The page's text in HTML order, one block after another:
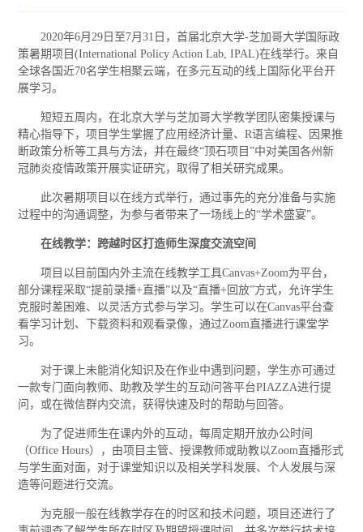
2020年6月29日至7月31日，首届北京大学-芝加哥大学国际政
策暑期项目(International Policy Action Lab, IPAL)在线举行。来自
全球各国近70名学生相聚云端，在多元互动的线上国际化平台开
展学习。
短短五周内，在北京大学与芝加哥大学教学团队密集授课与
精心指导下，项目学生掌握了应用经济计量、R语言编程、因果推
断政策分析等工具与方法，并在最终“顶石项目”中对美国各州新
冠肺炎疫情政策开展实证研究，取得了相关研究成果。
此次暑期项目以在线方式举行，通过事先的充分准备与实施
过程中的沟通调整，为参与者带来了一场线上的“学术盛宴”。
在线教学：跨越时区打造师生深度交流空间
项目以目前国内外主流在线教学工具Canvas+Zoom为平台，
部分课程采取“提前录播+直播”以及“直播+回放”方式，允许学生
克服时差困难、以灵活方式参与学习。学生可以在Canvas平台查
看学习计划、下载资料和观看录像，通过Zoom直播进行课堂学
习。
对于课上未能消化知识及在作业中遇到问题，学生亦可通过
一款专门面向教师、助教及学生的互动问答平台PIAZZA进行提
问，或在微信群内交流，获得快速及时的帮助与回答。
为了促进师生在课内外的互动，每周定期开放办公时间
（Office Hours），由项目主管、授课教师或助教以Zoom直播形式
与学生面对面，对于课堂知识以及相关学科发展、个人发展与深
造等问题进行交流。
为克服一般在线教学存在的时区和技术问题，项目还进行了